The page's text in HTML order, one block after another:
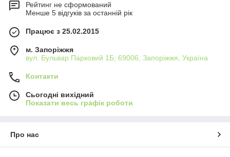
Рейтинг не сформований
Менше 5 відгуків за останній рік
Працює з 25.02.2015
м. Запоріжжя
вул. Бульвар Парковий 1Б; 69006, Запоріжжя, Україна
Контакти
Сьогодні вихідний
Показати весь графік роботи
Про нас